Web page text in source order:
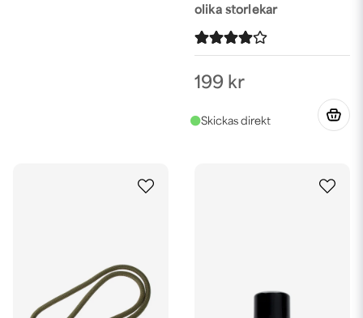
olika storlekar
199 kr